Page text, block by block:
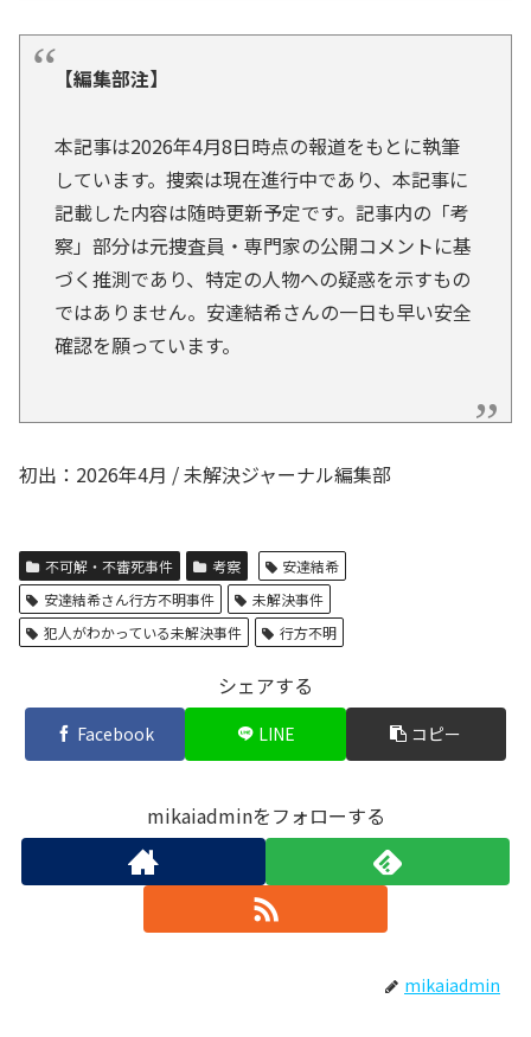
【編集部注】
本記事は2026年4月8日時点の報道をもとに執筆
しています。捜索は現在進行中であり、本記事に
記載した内容は随時更新予定です。記事内の「考
察」部分は元捜査員・専門家の公開コメントに基
づく推測であり、特定の人物への疑惑を示すもの
ではありません。安達結希さんの一日も早い安全
確認を願っています。
初出：2026年4月 / 未解決ジャーナル編集部
不可解・不審死事件 考察
安達結希
安達結希さん行方不明事件
未解決事件
犯人がわかっている未解決事件
行方不明
シェアする
Facebook LINE コピー
mikaiadminをフォローする
mikaiadmin